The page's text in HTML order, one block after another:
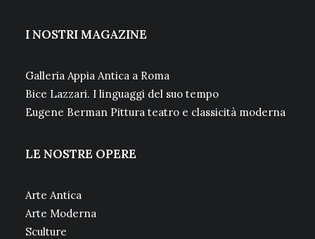
I NOSTRI MAGAZINE
Galleria Appia Antica a Roma
Bice Lazzari. I linguaggi del suo tempo
Eugene Berman Pittura teatro e classicità moderna
LE NOSTRE OPERE
Arte Antica
Arte Moderna
Sculture